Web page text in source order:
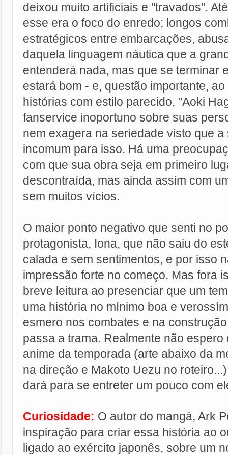
deixou muito artificiais e "travados".
esse era o foco do enredo; longos
estratégicos entre embarcações,
daquela linguagem náutica que a
entenderá nada, mas que se terminar
estará bom - e, questão importante,
histórias com estilo parecido, "Aoki
fanservice inoportuno sobre suas
nem exagera na seriedade visto que a
incomum para isso. Há uma
com que sua obra seja em primeiro
descontraída, mas ainda assim com
sem muitos vícios.
O maior ponto negativo que senti no
protagonista, Iona, que não saiu do
calada e sem sentimentos, e por isso
impressão forte no começo. Mas fora
breve leitura ao presenciar que um
uma história no mínimo boa e
esmero nos combates e na
passa a trama. Realmente não espero
anime da temporada (arte abaixo da
na direção e Makoto Uezu no
dará para se entreter um pouco com
Curiosidade: O autor do mangá, Ark
inspiração para criar essa história ao
ligado ao exército japonês, sobre um